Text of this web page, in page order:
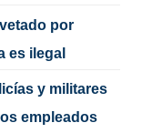
por
es ilegal
y militares
empleados